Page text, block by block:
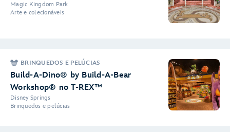
Magic Kingdom Park
Arte e colecionáveis
BRINQUEDOS E PELÚCIAS
Build-A-Dino® by Build-A-Bear
Workshop® no T-REX™
Disney Springs
Brinquedos e pelúcias